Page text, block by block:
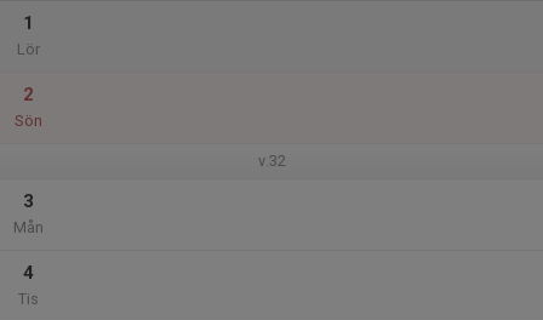
1
Lör
2
Sön
v.32
3
Mån
4
Tis